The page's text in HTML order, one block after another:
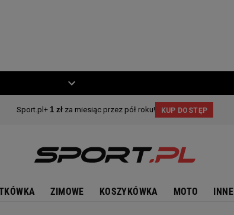
ZIMOWE KOSZYKÓWKA MOTO INNE